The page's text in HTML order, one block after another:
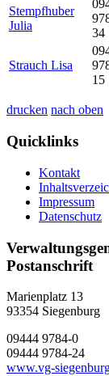
Stempfhuber
Julia
34
Strauch Lisa
15
drucken nach oben
Quicklinks
Kontakt
Impressum
Datenschutz
Postanschrift
Marienplatz 13
93354 Siegenburg
09444 9784-0
09444 9784-24
www.vg-